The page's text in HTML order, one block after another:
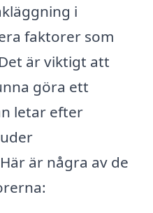
i
faktorer som
är viktigt att
göra ett
letar efter
är några av de